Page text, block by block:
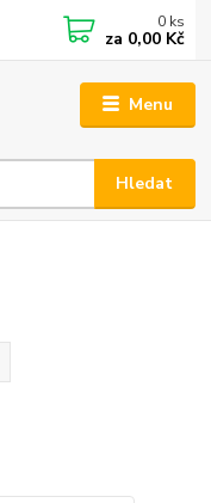
Menu
Hledat
0 ks
za 0,00 Kč